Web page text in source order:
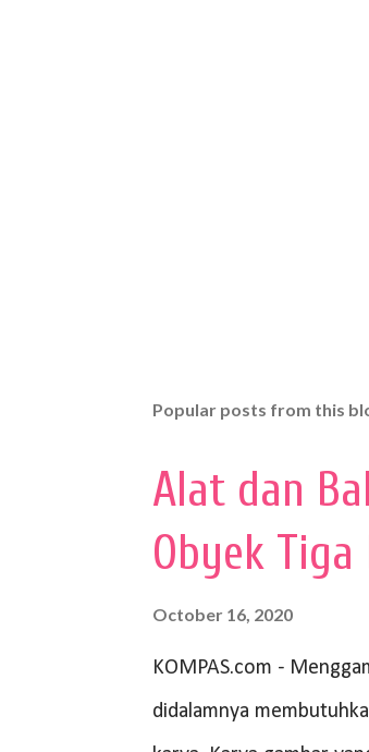
Popular posts from this
Alat dan
Obyek Tiga
October 16, 2020
KOMPAS.com -
didalamnya